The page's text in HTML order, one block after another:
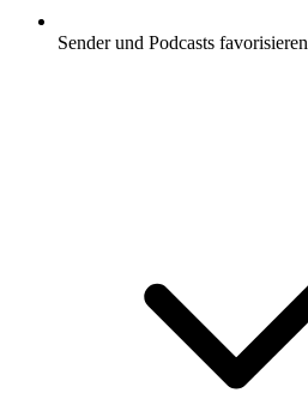
Sender und Podcasts favorisieren